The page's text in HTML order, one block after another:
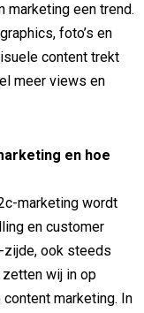
marketing een trend.
foto’s en
content trekt
meer views en
en hoe
marketing wordt
en customer
zijde, ook steeds
zetten wij in op
marketing. In